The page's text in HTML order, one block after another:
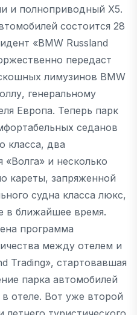
и полноприводный X5.
состоится 28
«BMW Russland
передаст
лимузинов BMW
генеральному
Европа. Теперь парк
седанов
класса, два
«Волга» и несколько
кареты, запряженной
судна класса люкс,
в ближайшее время.
программа
между отелем и
Trading», стартовавшая
парка автомобилей
отеле. Вот уже второй